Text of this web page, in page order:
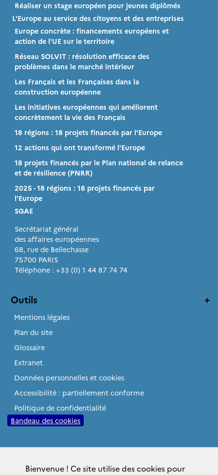
Bienvenue ! Ce site utilise des cookies pour
Réaliser un stage européen pour jeunes diplômés
L'Europe au service des citoyens et des entreprises
Europe concrète : financements européens et
action de l'UE sur le territoire
Réseau SOLVIT : résolution efficace des
problèmes dans le marché intérieur
Les Français et les Françaises dans la
construction européenne
Les initiatives européennes qui améliorent
concrètement la vie des Français
18 régions : 18 projets financés par l'Europe
12 actions qui ont transformé l'Europe
18 projets financés par le Plan national de relance
et de résilience (PNRR)
2025 - 18 régions : 18 projets financés par
l'Europe
SGAE
Secrétariat général
des affaires européennes
68, rue de Bellechasse
75700 PARIS
Téléphone : +33 (0) 1 44 87 74 74
Outils
Mentions légales
Plan du site
Glossaire
Extranet
Données personnelles et cookies
Accessibilité : partiellement conforme
Politique de confidentialité
Bandeau des cookies
gouvernement.fr